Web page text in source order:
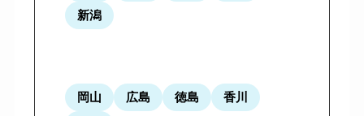
新潟
岡山 広島 徳島
香川